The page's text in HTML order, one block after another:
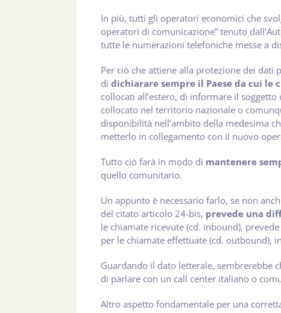
In più, tutti gli operatori economici che
operatori di comunicazione” tenuto
tutte le numerazioni telefoniche messe a
Per ciò che attiene alla protezione dei dati
di dichiarare sempre il Paese da cui
collocati all’estero, di informare il
collocato nel territorio nazionale o
disponibilità nell’ambito della medesima
metterlo in collegamento con il nuovo
Tutto ciò farà in modo di mantenere
quello comunitario.
Un appunto è necessario farlo, se non
del citato articolo 24-bis, prevede una
le chiamate ricevute (cd. inbound),
per le chiamate effettuate (cd. outbound),
Guardando il dato letterale, sembrerebbe
di parlare con un call center italiano o
Altro aspetto fondamentale per una